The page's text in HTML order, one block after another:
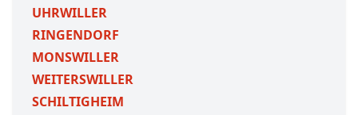
UHRWILLER
RINGENDORF
MONSWILLER
WEITERSWILLER
SCHILTIGHEIM